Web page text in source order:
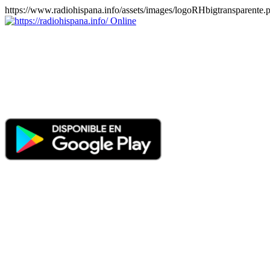
https://www.radiohispana.info/assets/images/
Online